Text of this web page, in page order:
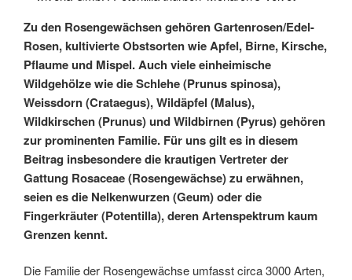
Zu den Rosengewächsen gehören Gartenrosen/Edel-
Rosen, kultivierte Obstsorten wie Apfel, Birne, Kirsche,
Pflaume und Mispel. Auch viele einheimische
Wildgehölze wie die Schlehe (Prunus spinosa),
Weissdorn (Crataegus), Wildäpfel (Malus),
Wildkirschen (Prunus) und Wildbirnen (Pyrus) gehören
zur prominenten Familie. Für uns gilt es in diesem
Beitrag insbesondere die krautigen Vertreter der
Gattung Rosaceae (Rosengewächse) zu erwähnen,
seien es die Nelkenwurzen (Geum) oder die
Fingerkräuter (Potentilla), deren Artenspektrum kaum
Grenzen kennt.
Die Familie der Rosengewächse umfasst circa 3000 Arten,